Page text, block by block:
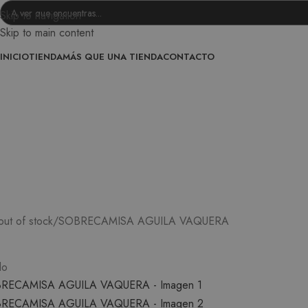
Skip to navigation
Skip to main content
INICIOTIENDAMÁS QUE UNA TIENDACONTACTO
of stock SOBRECAMISA AGUILA VAQUERA